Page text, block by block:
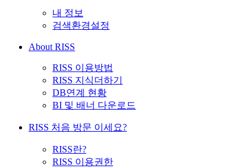
내 정보
검색환경설정
About RISS
RISS 이용방법
RISS 지식더하기
DB연계 현황
BI 및 배너 다운로드
RISS 처음 방문 이세요?
RISS란?
RISS 이용권한